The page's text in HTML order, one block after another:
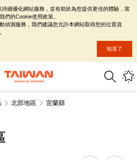
北部地區 宜蘭縣
續優化網站服務，並有助於為您提供更佳的體驗，當
們的Cookie使用政策。
偵測服務，我們建議您允許本網站取得您的位置資
知道了